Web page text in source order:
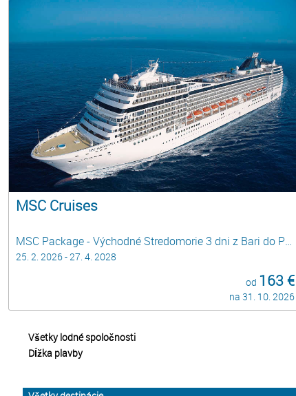
MSC Cruises
MSC Package - Východné Stredomorie 3 dni z Bari do Pirea, Atén - HOLIDAY BREAKS
25. 2. 2026 - 27. 4. 2028
od 163 €
na 31. 10. 2026
Všetky lodné spoločnosti
Dĺžka plavby